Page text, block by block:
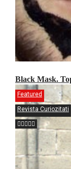
Black Mask.
Featured
Revista Curiozitati